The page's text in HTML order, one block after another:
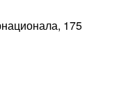
175